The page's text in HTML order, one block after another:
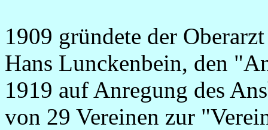
1909 gründete der
Hans Lunckenbein, den
1919 auf Anregung des
von 29 Vereinen zur